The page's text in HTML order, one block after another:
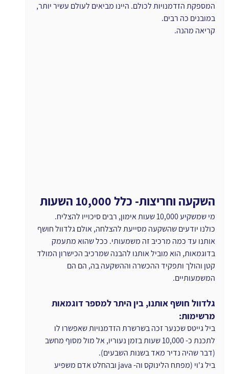
המספקת הזדמנויות לכולם. היינו מביאים לעולם עשיר יותר,
במובנים כה רבים.
קריאה מהנה.
השקעה וחריצות- כלל 10,000 השעות
מי שמשקיע 10,000 שעות אימון, רבים סיכוייו להצליח.
כולנו יודעים שהשקעה מסייעת להצלחה, אולם גלדוול חושף
אותנו עד כמה מרכיב זה משמעותי. ככל שהוא מתעמק
בדוגמאות, הוא מוביל אותנו להבנה שמרכיב הכישרון המולד
קטן והולך ותפקיד ההכשרה וההשקעה בה, הם הם
המשמעותיים.
גלדוול חושף אותנו, בין היתר למספר דוגמאות
מרשימות:
ביל גייטס שכנער זכה בשרשרת הזדמנויות שאפשרו לו
לתכנת כ- 10,000 שעות בזמן נעוריו, אל מול מסוף מחשב
(דבר שהיה נדיר מאד בשנות השבעים).
ביל ג'וי (מפתח הלינוקס וה- java ובהחלט אדם משפיע